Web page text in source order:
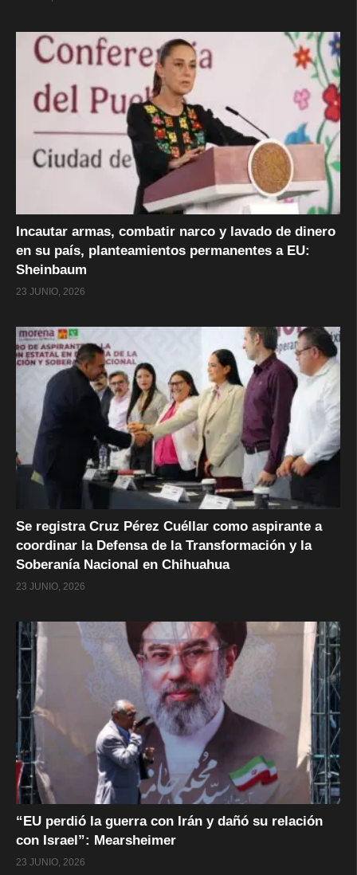
Incautar armas, combatir narco y lavado de dinero
en su país, planteamientos permanentes a EU:
Sheinbaum
23 JUNIO, 2026
Se registra Cruz Pérez Cuéllar como aspirante a
coordinar la Defensa de la Transformación y la
Soberanía Nacional en Chihuahua
23 JUNIO, 2026
“EU perdió la guerra con Irán y dañó su relación
con Israel”: Mearsheimer
23 JUNIO, 2026